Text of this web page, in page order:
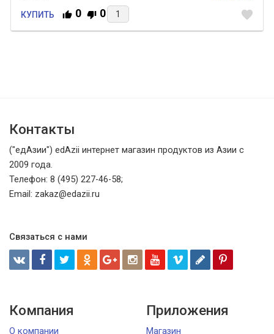
КУПИТЬ 0 0 favorite
Контакты
("едАзии") edAzii интернет магазин продуктов из Азии с
2009 года.
Телефон: 8 (495) 227-46-58;
Email: zakaz@edazii.ru
Связаться с нами
Компания
О компании
Приложения
Магазин